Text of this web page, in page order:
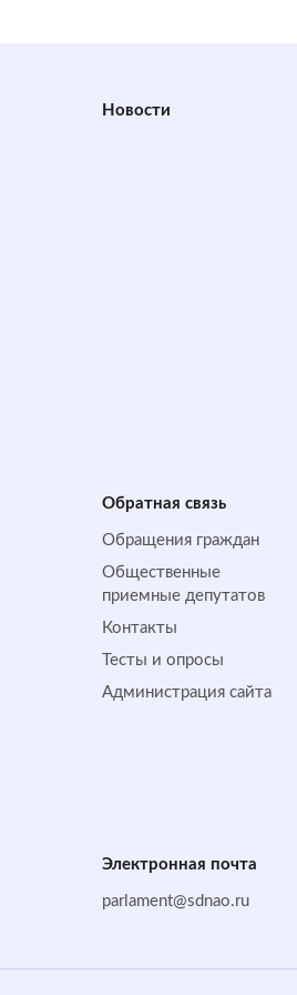
Новости
Обратная cвязь
Обращения граждан
Общественные
приемные депутатов
Контакты
Тесты и опросы
Администрация сайта
Электронная почта
parlament@sdnao.ru